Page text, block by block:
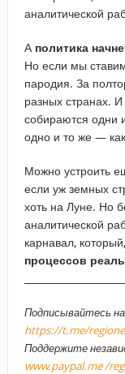
аналитической
А политика
Но если мы
пародия. За
разных странах.
собираются одни
одно и то же —
Можно устроить
если уж земных
хоть на Луне. Но
аналитической
карнавал,
процессов
Подписывайтесь
https://t.me/
Поддержите
www.paypal.me /